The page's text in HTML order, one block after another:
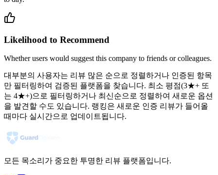
Likelihood to Recommend
Whether users would suggest this company to friends or colleagues.
대부분의 사용자는 리뷰 많은 순으로 정렬하거나 인증된 항목
만 필터링하여 검증된 플랫폼을 찾습니다. 최소 평점(3★+ 또
는 4★+)으로 필터링하거나 최신순으로 정렬하여 새로운 옵션
을 발견할 수도 있습니다. 랭킹은 새로운 인증 리뷰가 들어올
때마다 실시간으로 업데이트됩니다.
모든 목소리가 중요한 투명한 리뷰 플랫폼입니다.